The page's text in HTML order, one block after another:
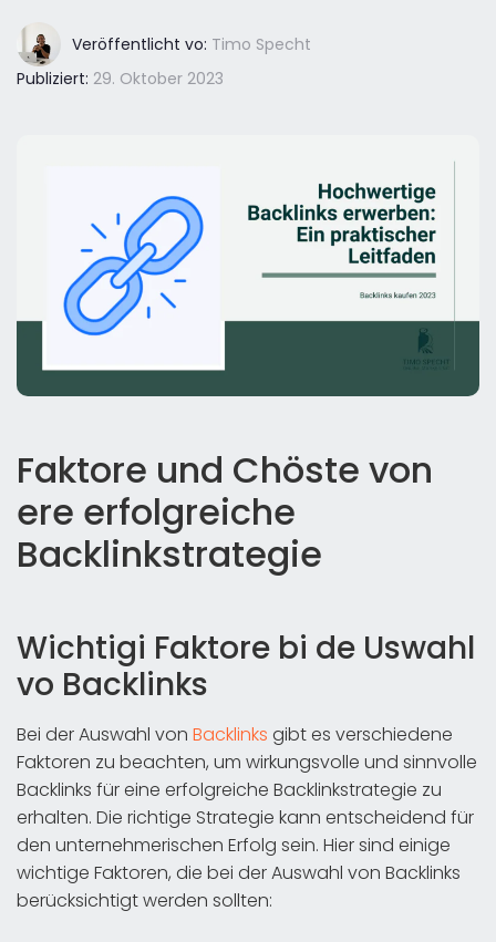
Veröffentlicht vo: Timo Specht
Publiziert: 29. Oktober 2023
Faktore und Chöste von
ere erfolgreiche
Backlinkstrategie
Wichtigi Faktore bi de Uswahl
vo Backlinks
Bei der Auswahl von Backlinks gibt es verschiedene
Faktoren zu beachten, um wirkungsvolle und sinnvolle
Backlinks für eine erfolgreiche Backlinkstrategie zu
erhalten. Die richtige Strategie kann entscheidend für
den unternehmerischen Erfolg sein. Hier sind einige
wichtige Faktoren, die bei der Auswahl von Backlinks
berücksichtigt werden sollten: